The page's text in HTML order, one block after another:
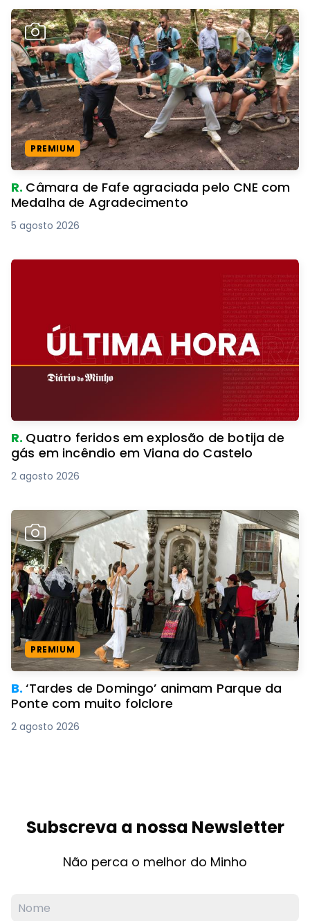
PREMIUM
R. Câmara de Fafe agraciada pelo CNE com
Medalha de Agradecimento
5 agosto 2026
R. Quatro feridos em explosão de botija de
gás em incêndio em Viana do Castelo
2 agosto 2026
PREMIUM
B.‘Tardes de Domingo’ animam Parque da
Ponte com muito folclore
2 agosto 2026
Subscreva a nossa Newsletter
Não perca o melhor do Minho